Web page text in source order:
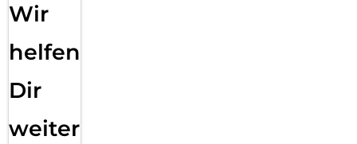
Wir
helfen
Dir
weiter